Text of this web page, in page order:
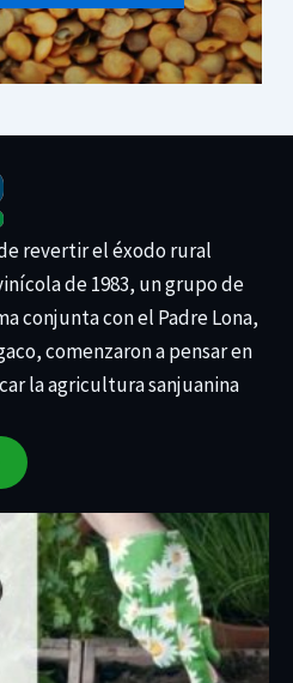
revertir el éxodo rural
de 1983, un grupo de
conjunta con el Padre Lona,
comenzaron a pensar en
la agricultura sanjuanina